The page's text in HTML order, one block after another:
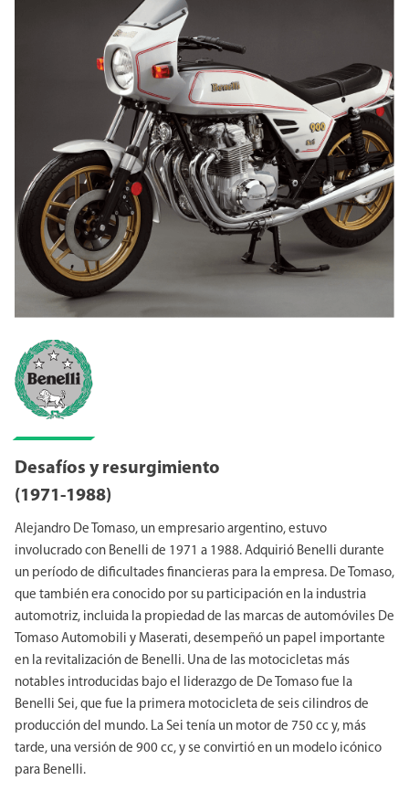
Desafíos y resurgimiento
(1971-1988)
Alejandro De Tomaso, un empresario argentino, estuvo
involucrado con Benelli de 1971 a 1988. Adquirió Benelli durante
un período de dificultades financieras para la empresa. De Tomaso,
que también era conocido por su participación en la industria
automotriz, incluida la propiedad de las marcas de automóviles De
Tomaso Automobili y Maserati, desempeñó un papel importante
en la revitalización de Benelli. Una de las motocicletas más
notables introducidas bajo el liderazgo de De Tomaso fue la
Benelli Sei, que fue la primera motocicleta de seis cilindros de
producción del mundo. La Sei tenía un motor de 750 cc y, más
tarde, una versión de 900 cc, y se convirtió en un modelo icónico
para Benelli.